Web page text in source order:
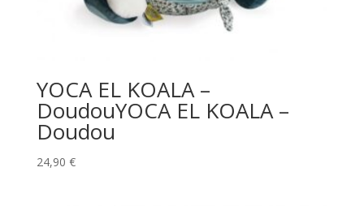
YOCA EL KOALA –
DoudouYOCA EL KOALA –
Doudou
24,90 €